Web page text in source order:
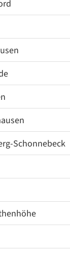
Schonnebeck